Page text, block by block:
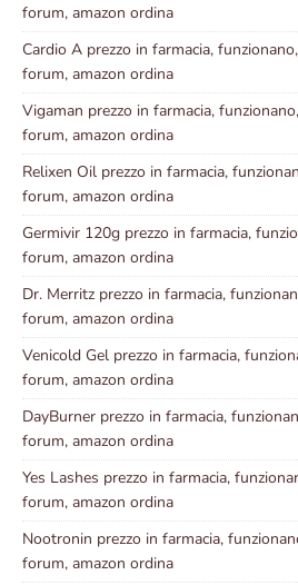
forum, amazon ordina
Cardio A prezzo in farmacia,
forum, amazon ordina
Vigaman prezzo in farmacia,
forum, amazon ordina
Relixen Oil prezzo in farmacia,
forum, amazon ordina
Germivir 120g prezzo in farmacia,
forum, amazon ordina
Dr. Merritz prezzo in farmacia,
forum, amazon ordina
Venicold Gel prezzo in farmacia,
forum, amazon ordina
DayBurner prezzo in farmacia,
forum, amazon ordina
Yes Lashes prezzo in farmacia,
forum, amazon ordina
Nootronin prezzo in farmacia,
forum, amazon ordina